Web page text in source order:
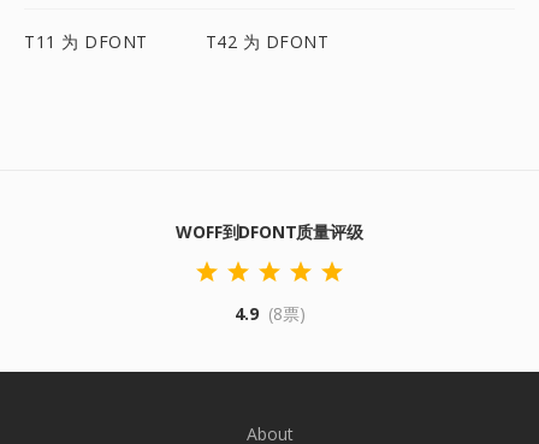
T11 为 DFONT T42 为 DFONT
WOFF到DFONT质量评级
4.9 (8票)
About